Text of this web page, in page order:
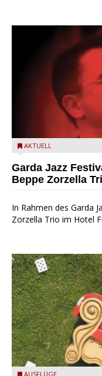
Beppe Zorzella Trio zu
AKTUELL
Garda Jazz
Beppe Zorzella
In Rahmen des Garda
Zorzella Trio im Hotel
AUSFLÜGE